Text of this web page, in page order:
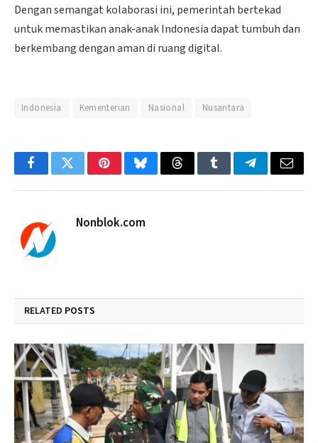
Dengan semangat kolaborasi ini, pemerintah bertekad
untuk memastikan anak-anak Indonesia dapat tumbuh dan
berkembang dengan aman di ruang digital.
Indonesia Kementerian Nasional Nusantara
FacebookTwitterPinterestBlueskyThreadsTumblrTelegramEmail
Nonblok.com
RELATED POSTS